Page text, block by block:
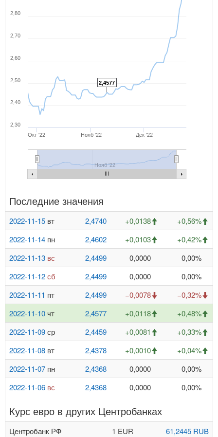
2,4577
Окт '22 Нояб '22 Дек '22
Нояб '22
2,30
2,40
2,50
2,60
2,70
2,80
Последние значения
2022-11-15 вт 2,4740 +0,0138
+0,56%
2022-11-14 пн 2,4602 +0,0103
+0,42%
2022-11-13 вс 2,4499 0,0000
0,00%
2022-11-12сб 2,4499 0,0000
0,00%
2022-11-11 пт 2,4499 −0,0078
−0,32%
2022-11-10 чт 2,4577 +0,0118
+0,48%
2022-11-09ср 2,4459 +0,0081
+0,33%
2022-11-08 вт 2,4378 +0,0010
+0,04%
2022-11-07 пн 2,4368 0,0000
0,00%
2022-11-06 вс 2,4368 0,0000 0,00%
Курс евро в других Центробанках
Центробанк РФ 1 EUR 61,2445 RUB